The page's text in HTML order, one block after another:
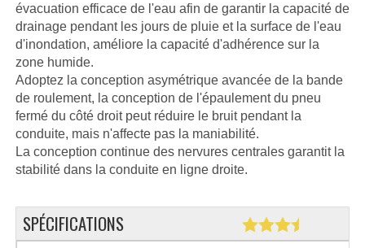
évacuation efficace de l'eau afin de garantir la capacité de
drainage pendant les jours de pluie et la surface de l'eau
d'inondation, améliore la capacité d'adhérence sur la
zone humide.
Adoptez la conception asymétrique avancée de la bande
de roulement, la conception de l'épaulement du pneu
fermé du côté droit peut réduire le bruit pendant la
conduite, mais n'affecte pas la maniabilité.
La conception continue des nervures centrales garantit la
stabilité dans la conduite en ligne droite.
SPÉCIFICATIONS